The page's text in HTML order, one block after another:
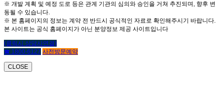
※ 개발 계획 및 예정 도로 등은 관계 기관의 심의와 승인을 거쳐 추진되며, 향후 변
동될 수 있습니다.
※ 본 홈페이지의 정보는 계약 전 반드시 공식적인 자료로 확인해주시기 바랍니다.
본 사이트는 공식 홈페이지가 아닌 분양정보 제공 사이트입니다
(클릭시 상담사연결)
☎ 1800-6127 사전방문예약
CLOSE